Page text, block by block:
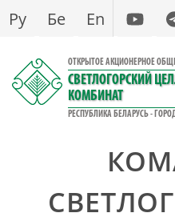
Перейти
содержанию
Ру Бе En
ОТКРЫТОЕ АКЦИОНЕРНОЕ
СВЕТЛОГОРСКИЙ
КОМБИНАТ
РЕСПУБЛИКА БЕЛАРУСЬ -